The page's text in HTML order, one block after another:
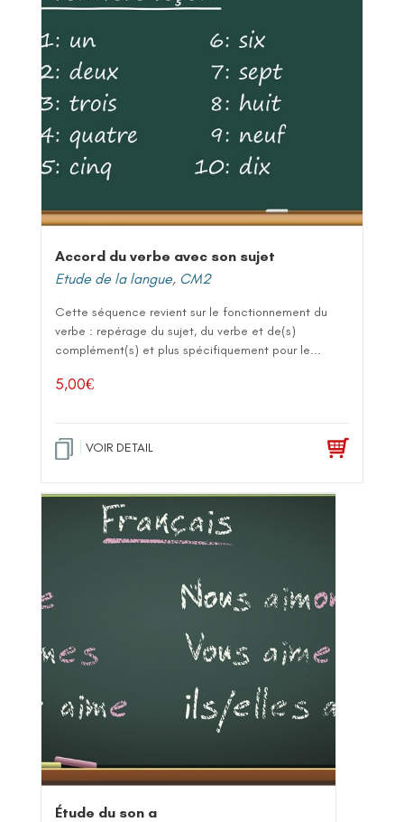
Accord du verbe avec son sujet
Etude de la langue, CM2
Cette séquence revient sur le fonctionnement du
verbe : repérage du sujet, du verbe et de(s)
complément(s) et plus spécifiquement pour le...
5,00€
VOIR DETAIL
Étude du son a